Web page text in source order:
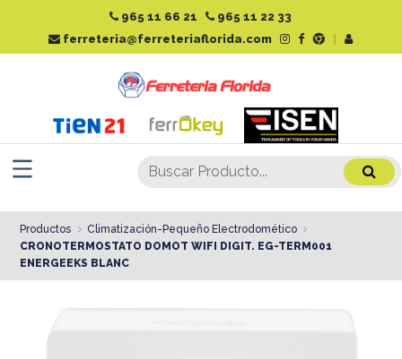
965 11 66 21
965 11 22 33
ferreteria@ferreteriaflorida.com
Productos
Climatización-Pequeño Electrodomético
CRONOTERMOSTATO DOMOT WIFI DIGIT. EG-TERM001
ENERGEEKS BLANC